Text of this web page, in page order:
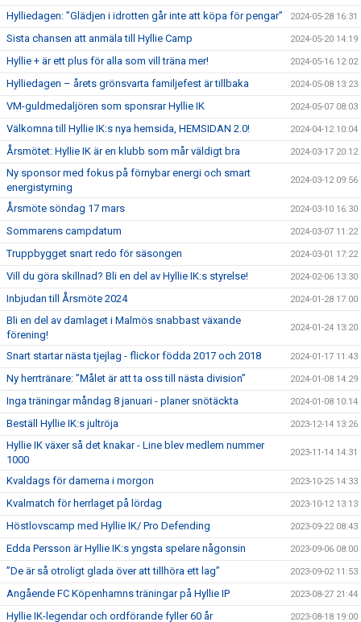
Hylliedagen: ”Glädjen i idrotten går inte att köpa för pengar” 2024-05-28 16:31
Sista chansen att anmäla till Hyllie Camp 2024-05-20 14:19
Hyllie + är ett plus för alla som vill träna mer! 2024-05-16 12:02
Hylliedagen – årets grönsvarta familjefest är tillbaka 2024-05-08 13:23
VM-guldmedaljören som sponsrar Hyllie IK 2024-05-07 08:03
Välkomna till Hyllie IK:s nya hemsida, HEMSIDAN 2.0! 2024-04-12 10:04
Årsmötet: Hyllie IK är en klubb som mår väldigt bra 2024-03-17 20:12
Ny sponsor med fokus på förnybar energi och smart
energistyrning
2024-03-12 09:56
Årsmöte söndag 17 mars 2024-03-10 16:30
Sommarens campdatum 2024-03-07 11:22
Truppbygget snart redo för säsongen 2024-03-01 17:22
Vill du göra skillnad? Bli en del av Hyllie IK:s styrelse! 2024-02-06 13:30
Inbjudan till Årsmöte 2024 2024-01-28 17:00
Bli en del av damlaget i Malmös snabbast växande
förening!
2024-01-24 13:20
Snart startar nästa tjejlag - flickor födda 2017 och 2018 2024-01-17 11:43
Ny herrtränare: ”Målet är att ta oss till nästa division” 2024-01-08 14:29
Inga träningar måndag 8 januari - planer snötäckta 2024-01-08 10:14
Beställ Hyllie IK:s jultröja 2023-12-14 13:26
Hyllie IK växer så det knakar - Line blev medlem nummer
1000
2023-11-14 14:31
Kvaldags för damerna i morgon 2023-10-25 14:33
Kvalmatch för herrlaget på lördag 2023-10-12 13:13
Höstlovscamp med Hyllie IK/ Pro Defending 2023-09-22 08:43
Edda Persson är Hyllie IK:s yngsta spelare någonsin 2023-09-06 08:00
”De är så otroligt glada över att tillhöra ett lag” 2023-09-02 11:53
Angående FC Köpenhamns träningar på Hyllie IP 2023-08-27 21:44
Hyllie IK-legendar och ordförande fyller 60 år 2023-08-18 19:00